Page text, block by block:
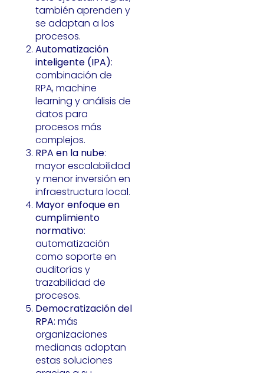
también aprenden y
se adaptan a los
procesos.
Automatización
inteligente (IPA):
combinación de
RPA, machine
learning y análisis de
datos para
procesos más
complejos.
RPA en la nube:
mayor escalabilidad
y menor inversión en
infraestructura local.
Mayor enfoque en
cumplimiento
normativo:
automatización
como soporte en
auditorías y
trazabilidad de
procesos.
Democratización del
RPA: más
organizaciones
medianas adoptan
estas soluciones